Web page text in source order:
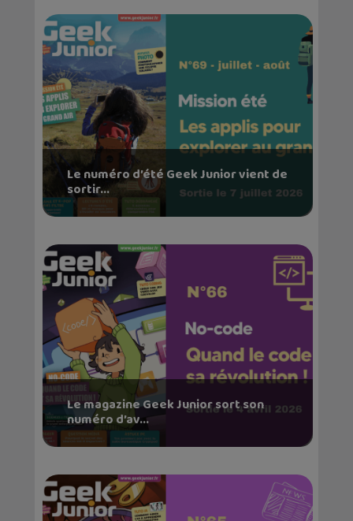
Le numéro d’été Geek Junior vient de
sortir...
Le magazine Geek Junior sort son
numéro d’av...